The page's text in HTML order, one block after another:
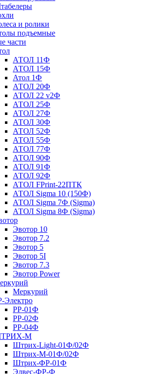
и ролики
подъемные
части
АТОЛ 11Ф
АТОЛ 15Ф
Атол 1Ф
АТОЛ 20Ф
АТОЛ 22 v2Ф
АТОЛ 25Ф
АТОЛ 27Ф
АТОЛ 30Ф
АТОЛ 52Ф
АТОЛ 55Ф
АТОЛ 77Ф
АТОЛ 90Ф
АТОЛ 91Ф
АТОЛ 92Ф
АТОЛ FPrint-22ПТК
АТОЛ Sigma 10 (150Ф)
АТОЛ Sigma 7Ф (Sigma)
АТОЛ Sigma 8Ф (Sigma)
Эвотор 10
Эвотор 7.2
Эвотор 5
Эвотор 5I
Эвотор 7.3
Эвотор Power
Меркурий
Электро
РР-01Ф
РР-02Ф
РР-04Ф
М
Штрих-Light-01Ф/02Ф
Штрих-М-01Ф/02Ф
Штрих-ФР-01Ф
Элвес-ФР-Ф